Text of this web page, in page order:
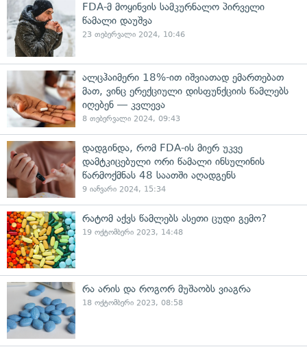
FDA-მ მოყინვის სამკურნალო პირველი
წამალი დაუშვა
23 თებერვალი 2024, 10:46
ალცჰაიმერი 18%-ით იშვიათად ემართებათ
მათ, ვინც ერექციული დისფუნქციის წამლებს
იღებენ — კვლევა
8 თებერვალი 2024, 09:43
დადგინდა, რომ FDA-ის მიერ უკვე
დამტკიცებული ორი წამალი ინსულინის
წარმოქმნას 48 საათში აღადგენს
9 იანვარი 2024, 15:34
რატომ აქვს წამლებს ასეთი ცუდი გემო?
19 ოქტომბერი 2023, 14:48
რა არის და როგორ მუშაობს ვიაგრა
18 ოქტომბერი 2023, 08:58